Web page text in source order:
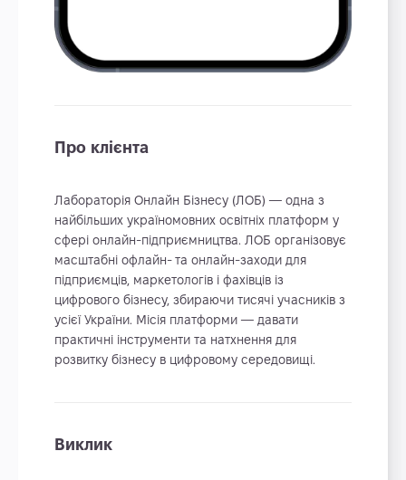
Про клієнта
Лабораторія Онлайн Бізнесу (ЛОБ) — одна з
найбільших україномовних освітніх платформ у
сфері онлайн-підприємництва. ЛОБ організовує
масштабні офлайн- та онлайн-заходи для
підприємців, маркетологів і фахівців із
цифрового бізнесу, збираючи тисячі учасників з
усієї України. Місія платформи — давати
практичні інструменти та натхнення для
розвитку бізнесу в цифровому середовищі.
Виклик